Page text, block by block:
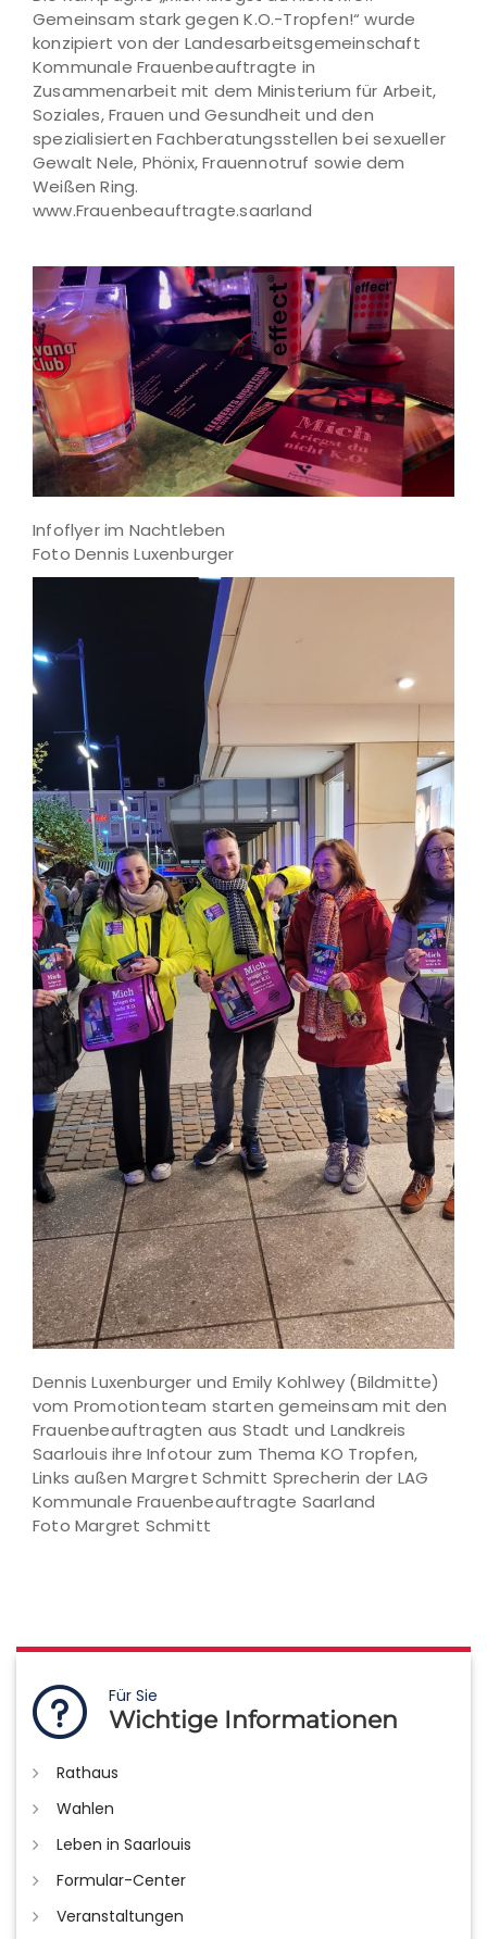
Gemeinsam stark gegen K.O.-Tropfen!“ wurde
konzipiert von der Landesarbeitsgemeinschaft
Kommunale Frauenbeauftragte in
Zusammenarbeit mit dem Ministerium für Arbeit,
Soziales, Frauen und Gesundheit und den
spezialisierten Fachberatungsstellen bei sexueller
Gewalt Nele, Phönix, Frauennotruf sowie dem
Weißen Ring.
www.Frauenbeauftragte.saarland
Infoflyer im Nachtleben
Foto Dennis Luxenburger
Dennis Luxenburger und Emily Kohlwey (Bildmitte)
vom Promotionteam starten gemeinsam mit den
Frauenbeauftragten aus Stadt und Landkreis
Saarlouis ihre Infotour zum Thema KO Tropfen,
Links außen Margret Schmitt Sprecherin der LAG
Kommunale Frauenbeauftragte Saarland
Foto Margret Schmitt
Für Sie
Wichtige Informationen
Rathaus
Wahlen
Leben in Saarlouis
Formular-Center
Veranstaltungen